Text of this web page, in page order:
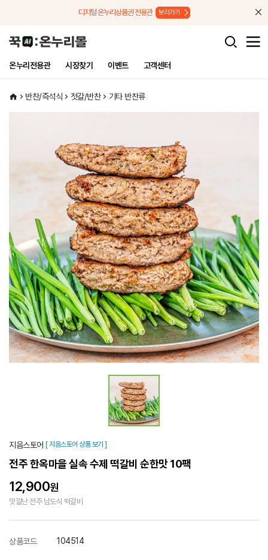
디지털 온누리상품권 전용관 보러가기
온누리전용관 시장찾기 이벤트 고객센터
반찬/즉석식 젓갈/반찬 기타 반찬류
지음스토어 [ 지음스토어 상품 보기 ]
전주 한옥마을 실속 수제 떡갈비 순한맛 10팩
12,900원
맛깔난 전주 남도식 떡갈비
상품코드 104514